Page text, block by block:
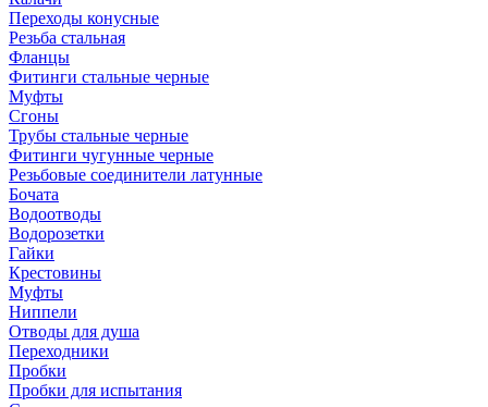
Переходы конусные
Резьба стальная
Фланцы
Фитинги стальные черные
Муфты
Сгоны
Трубы стальные черные
Фитинги чугунные черные
Резьбовые соединители латунные
Бочата
Водоотводы
Водорозетки
Гайки
Крестовины
Муфты
Ниппели
Отводы для душа
Переходники
Пробки
Пробки для испытания